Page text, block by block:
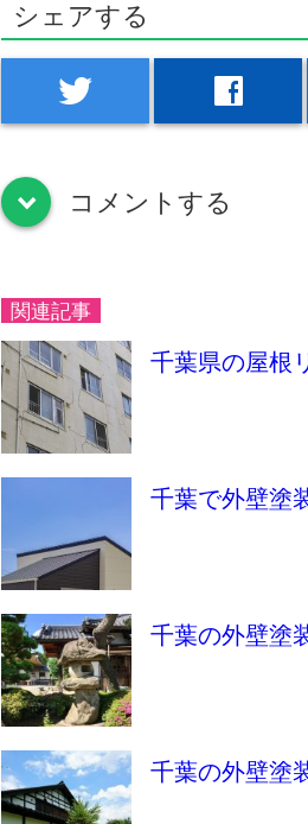
シェアする
twitter facebook
down コメントする
関連記事
千葉県の屋根
千葉で外壁塗
千葉の外壁塗
千葉の外壁塗